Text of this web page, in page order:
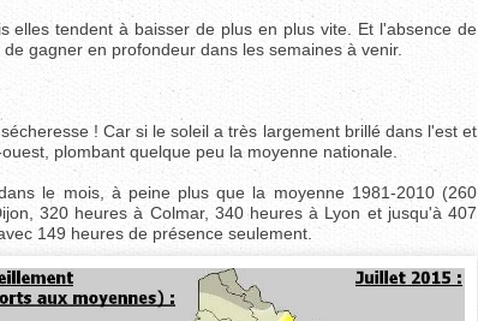
elles tendent à baisser de plus en plus vite. Et l'absence de
gagner en profondeur dans les semaines à venir.
! Car si le soleil a très largement brillé dans l'est et
plombant quelque peu la moyenne nationale.
le mois, à peine plus que la moyenne 1981-2010 (260
320 heures à Colmar, 340 heures à Lyon et jusqu'à 407
149 heures de présence seulement.